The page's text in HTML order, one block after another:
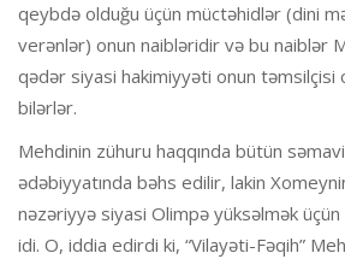
qeybdə olduğu üçün müctəhidlər (dini
verənlər) onun naibləridir və bu naiblər
qədər siyasi hakimiyyəti onun təmsilçisi
bilərlər.
Mehdinin zühuru haqqında bütün
ədəbiyyatında bəhs edilir, lakin
nəzəriyyə siyasi Olimpə yüksəlmək üçün
idi. O, iddia edirdi ki, “Vilayəti-Fəqih”